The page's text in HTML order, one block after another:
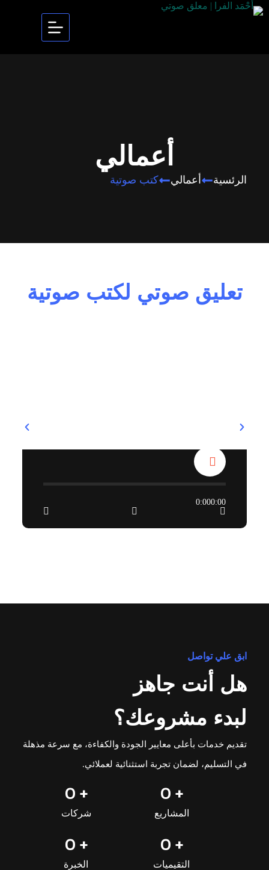
أعمالي
الرئسية أعمالي كتب صوتية
تعليق صوتي لكتب صوتية
0:00
0:00
ابق علي تواصل
هل أنت جاهز
لبدء مشروعك؟
تقديم خدمات بأعلى معايير الجودة والكفاءة، مع سرعة مذهلة
في التسليم، لضمان تجربة استثنائية لعملائي.
شركات
+
0
المشاريع
+
0
الخبرة
+
0
التقيميات
+
0